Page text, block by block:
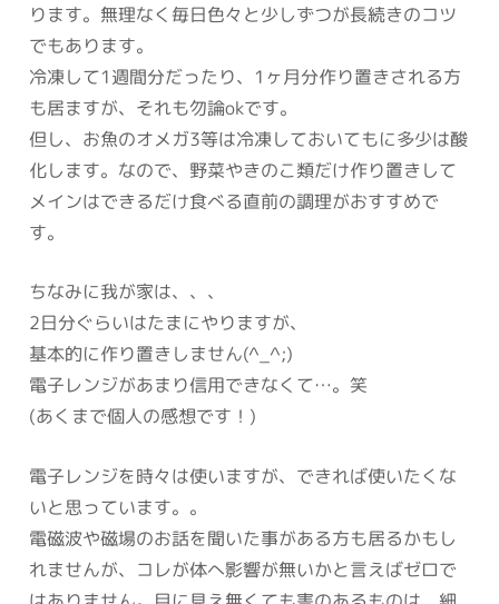
ります。無理なく毎日色々と少しずつが長続きのコツ
でもあります。
冷凍して1週間分だったり、1ヶ月分作り置きされる方
も居ますが、それも勿論okです。
但し、お魚のオメガ3等は冷凍しておいてもに多少は酸
化します。なので、野菜やきのこ類だけ作り置きして
メインはできるだけ食べる直前の調理がおすすめで
す。
ちなみに我が家は、、、
2日分ぐらいはたまにやりますが、
基本的に作り置きしません(^_^;)
電子レンジがあまり信用できなくて…。笑
(あくまで個人の感想です！)
電子レンジを時々は使いますが、できれば使いたくな
いと思っています。。
電磁波や磁場のお話を聞いた事がある方も居るかもし
れませんが、コレが体へ影響が無いかと言えばゼロで